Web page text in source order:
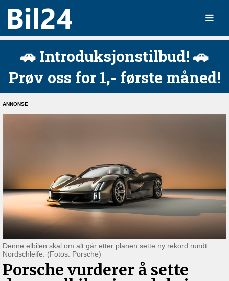
🚗 Introduksjonstilbud! 🚗
Prøv oss for 1,- første måned!
Denne elbilen skal om alt går etter planen sette ny rekord rundt
Nordschleife. (Fotos: Porsche)
Porsche vurderer å sette